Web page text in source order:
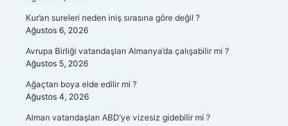
Kur’an sureleri neden iniş sırasına göre değil ?
Ağustos 6, 2026
Avrupa Birliği vatandaşları Almanya’da çalışabilir mi ?
Ağustos 5, 2026
Ağaçtan boya elde edilir mi ?
Ağustos 4, 2026
Alman vatandaşları ABD’ye vizesiz gidebilir mi ?